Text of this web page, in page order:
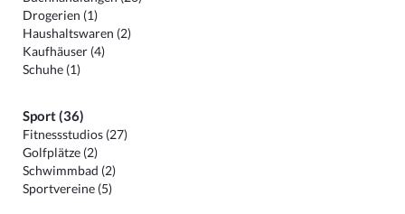
Drogerien (1)
Haushaltswaren (2)
Kaufhäuser (4)
Schuhe (1)
Sport (36)
Fitnessstudios (27)
Golfplätze (2)
Schwimmbad (2)
Sportvereine (5)